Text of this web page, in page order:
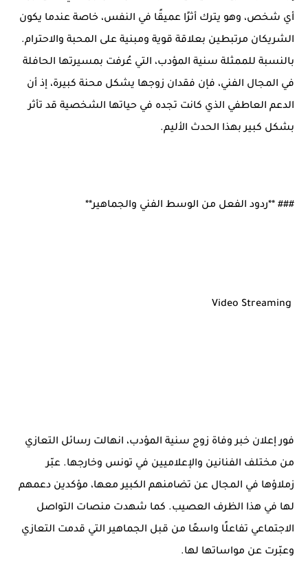
أي شخص، وهو يترك أثرًا عميقًا في النفس، خاصة عندما يكون
الشريكان مرتبطين بعلاقة قوية ومبنية على المحبة والاحترام.
بالنسبة للممثلة سنية المؤدب، التي عُرفت بمسيرتها الحافلة
في المجال الفني، فإن فقدان زوجها يشكل محنة كبيرة، إذ أن
الدعم العاطفي الذي كانت تجده في حياتها الشخصية قد تأثر
بشكل كبير بهذا الحدث الأليم.
### **ردود الفعل من الوسط الفني والجماهير**
فور إعلان خبر وفاة زوج سنية المؤدب، انهالت رسائل التعازي
من مختلف الفنانين والإعلاميين في تونس وخارجها. عبّر
زملاؤها في المجال عن تضامنهم الكبير معها، مؤكدين دعمهم
لها في هذا الظرف العصيب. كما شهدت منصات التواصل
الاجتماعي تفاعلًا واسعًا من قبل الجماهير التي قدمت التعازي
وعبّرت عن مواساتها لها.